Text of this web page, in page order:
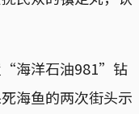
“海洋石油981”钻
海鱼的两次街头示